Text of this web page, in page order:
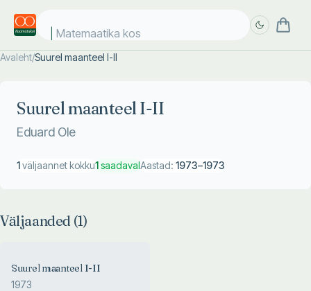
Matemaatika kosm
Avaleht/Suurel maanteel I-II
Suurel maanteel I-II
Eduard Ole
1väljaannet kokku1saadavalAastad: 1973–1973
Väljaanded (1)
Suurel maanteel I-II
1973